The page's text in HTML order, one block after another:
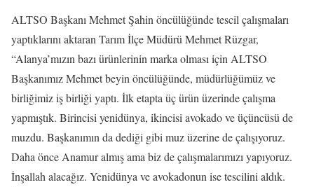
ALTSO Başkanı Mehmet Şahin öncülüğünde tescil çalışmaları
yaptıklarını aktaran Tarım İlçe Müdürü Mehmet Rüzgar,
“Alanya’mızın bazı ürünlerinin marka olması için ALTSO
Başkanımız Mehmet beyin öncülüğünde, müdürlüğümüz ve
birliğimiz iş birliği yaptı. İlk etapta üç ürün üzerinde çalışma
yapmıştık. Birincisi yenidünya, ikincisi avokado ve üçüncüsü de
muzdu. Başkanımın da dediği gibi muz üzerine de çalışıyoruz.
Daha önce Anamur almış ama biz de çalışmalarımızı yapıyoruz.
İnşallah alacağız. Yenidünya ve avokadonun ise tescilini aldık.